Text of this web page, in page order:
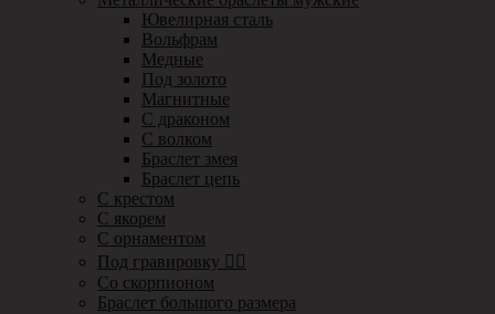
Ювелирная сталь
Вольфрам
Медные
Под золото
Магнитные
С драконом
С волком
Браслет змея
Браслет цепь
С крестом
С якорем
С орнаментом
Под гравировку ✍🏻
Со скорпионом
Браслет большого размера